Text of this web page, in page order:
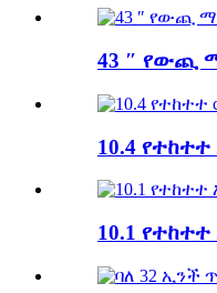
43 ″ የውጪ
10.4
10.1